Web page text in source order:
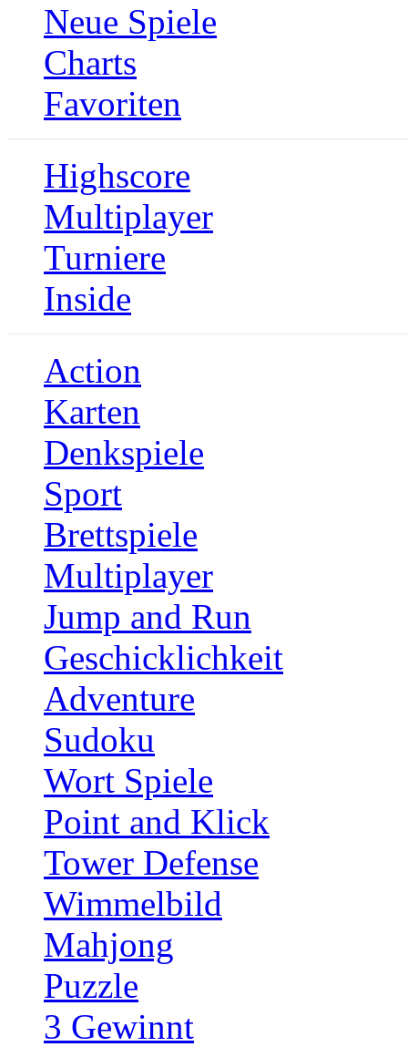
Neue Spiele
Charts
Favoriten
Highscore
Multiplayer
Turniere
Inside
Action
Karten
Denkspiele
Sport
Brettspiele
Multiplayer
Jump and Run
Geschicklichkeit
Adventure
Sudoku
Wort Spiele
Point and Klick
Tower Defense
Wimmelbild
Mahjong
Puzzle
3 Gewinnt